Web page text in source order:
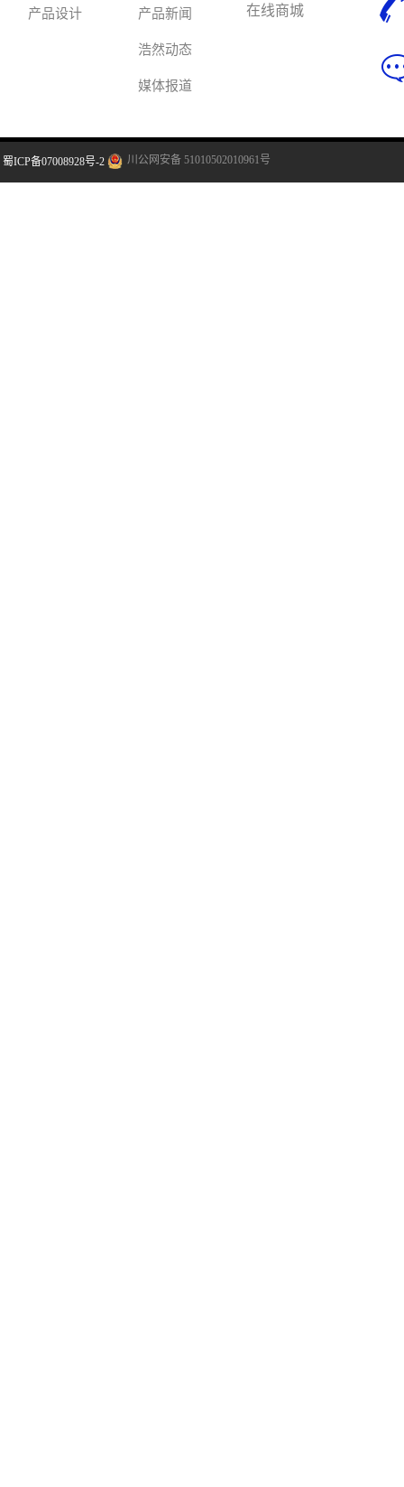
产品设计 产品新闻
浩然动态
媒体报道
在线商城
蜀ICP备07008928号-2 川公网安备 51010502010961号